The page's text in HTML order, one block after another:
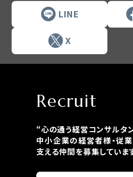
LINE
X
Recruit
“心の通う経営コンサルタ
中小企業の経営者様・従
支える仲間を募集していま